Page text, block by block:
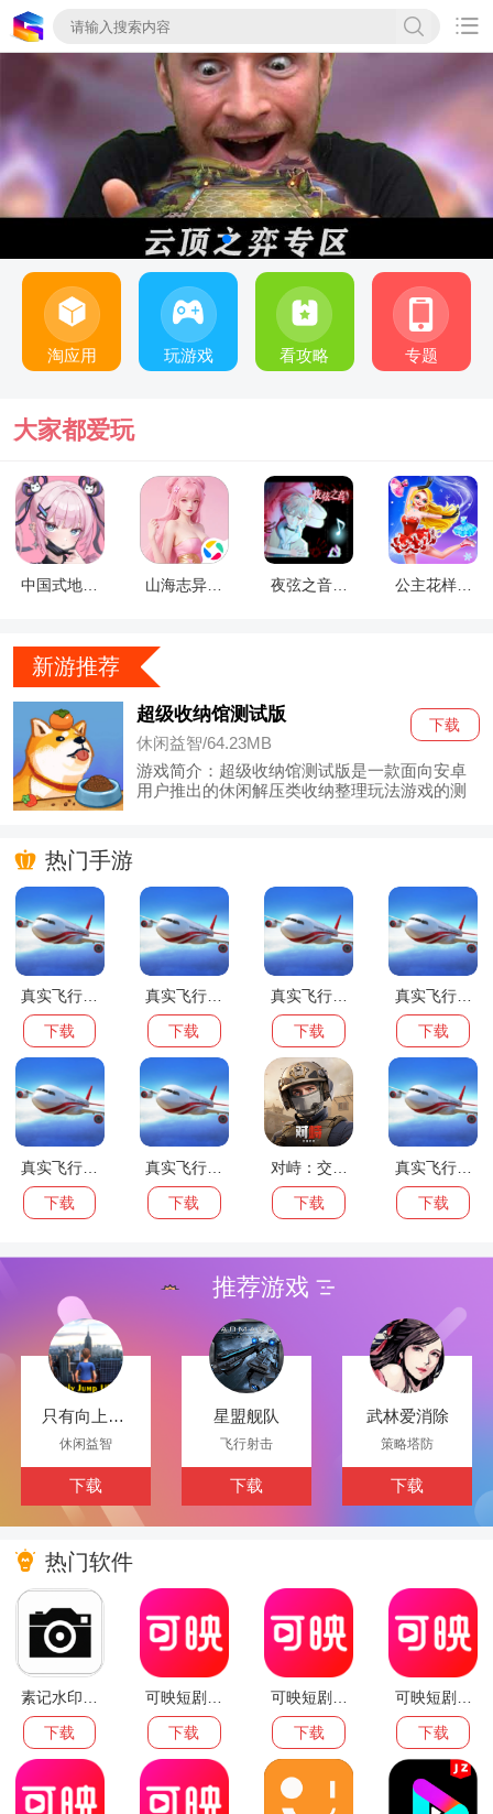

淘应用 玩游戏 看攻略 专题
大家都爱玩
中国式地雷
山海志异付
夜弦之音离
公主花样滑
新游推荐
超级收纳馆测试版
休闲益智/64.23MB
下载
游戏简介：超级收纳馆测试版是一款面向安卓
用户推出的休闲解压类收纳整理玩法游戏的测
关卡内容，测试版提前开放了核心
 热门手游
真实飞行模
拟3D去更新
版
下载
真实飞行模
拟3D精简版
下载
真实飞行模
拟3D先行服
下载
真实飞行模
拟3D测试版
下载
真实飞行模
拟3D修改版
下载
真实飞行模
拟3D存档版
下载
对峙：交锋
时刻免广告
版
下载
真实飞行模
拟3D免广告
版
下载
推荐游戏
只有向上On
lyUp修改版
休闲益智
下载
星盟舰队
飞行射击
下载
武林爱消除
策略塔防
下载
 热门软件
素记水印相
机自定义版
下载
可映短剧官
网版
下载
可映短剧自
定义版
下载
可映短剧纯
净版
下载